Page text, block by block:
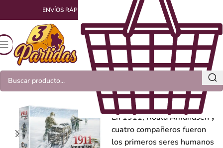
ENVÍOS RÁPIDOS Y EMPAQUETADOS CON AMOR
1911 Amundsen vs
Scott
En 1911, Roald Amundsen y
cuatro compañeros fueron
los primeros seres humanos